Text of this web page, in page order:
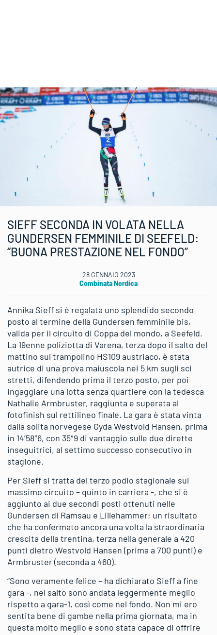
SIEFF SECONDA IN VOLATA NELLA
GUNDERSEN FEMMINILE DI SEEFELD:
“BUONA PRESTAZIONE NEL FONDO”
28 GENNAIO 2023
Combinata Nordica
Annika Sieff si è regalata uno splendido secondo
posto al termine della Gundersen femminile bis,
valida per il circuito di Coppa del mondo, a Seefeld.
La 19enne poliziotta di Varena, terza dopo il salto del
mattino sul trampolino HS109 austriaco, è stata
autrice di una prova maiuscola nei 5 km sugli sci
stretti, difendendo prima il terzo posto, per poi
ingaggiare una lotta senza quartiere con la tedesca
Nathalie Armbruster, raggiunta e superata al
fotofinish sul rettilineo finale. La gara è stata vinta
dalla solita norvegese Gyda Westvold Hansen, prima
in 14’58″6, con 35″9 di vantaggio sulle due dirette
inseguitrici, al settimo successo consecutivo in
stagione.
Per Sieff si tratta del terzo podio stagionale sul
massimo circuito – quinto in carriera -, che si è
aggiunto ai due secondi posti ottenuti nelle
Gundersen di Ramsau e Lillehammer; un risultato
che ha confermato ancora una volta la straordinaria
crescita della trentina, terza nella generale a 420
punti dietro Westvold Hansen (prima a 700 punti) e
Armbruster (seconda a 460).
“Sono veramente felice – ha dichiarato Sieff a fine
gara -, nel salto sono andata leggermente meglio
rispetto a gara-1, così come nel fondo. Non mi ero
sentita bene di gambe nella prima giornata, ma in
questa molto meglio e sono stata capace di offrire